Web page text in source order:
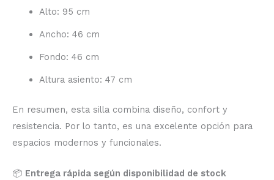
Alto: 95 cm
Ancho: 46 cm
Fondo: 46 cm
Altura asiento: 47 cm
En resumen, esta silla combina diseño, confort y
resistencia. Por lo tanto, es una excelente opción para
espacios modernos y funcionales.
📦 Entrega rápida según disponibilidad de stock